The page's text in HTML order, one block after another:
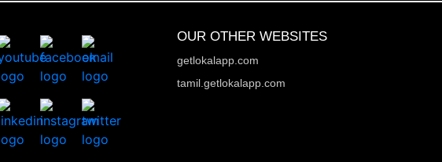
OUR OTHER WEBSITES
getlokalapp.com
tamil.getlokalapp.com